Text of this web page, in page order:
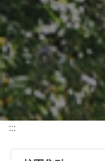
:::